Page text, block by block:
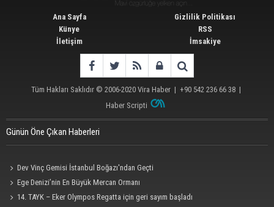
Ana Sayfa
Künye
İletişim
Gizlilik Politikası
RSS
İmsakiye
Tüm Hakları Saklıdır © 2006-2020 Vira Haber | +90 542 236 66 38 |
Haber Scripti
Günün Öne Çıkan Haberleri
Dev Vinç Gemisi İstanbul Boğazı'ndan Geçti
Ege Denizi’nin En Büyük Mercan Ormanı
14. TAYK – Eker Olympos Regatta için geri sayım başladı